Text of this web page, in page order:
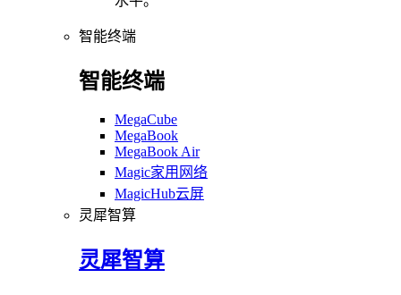
智能终端
智能终端
MegaCube
MegaBook
MegaBook Air
Magic家用网络
MagicHub云屏
灵犀智算
灵犀智算